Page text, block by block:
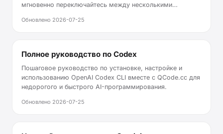
мгновенно переключайтесь между несколькими
Обновлено 2026-07-25
Полное руководство по Codex
Пошаговое руководство по установке, настройке и
использованию OpenAI Codex CLI вместе с QCode.cc для
недорогого и быстрого AI-программирования.
Обновлено 2026-07-25